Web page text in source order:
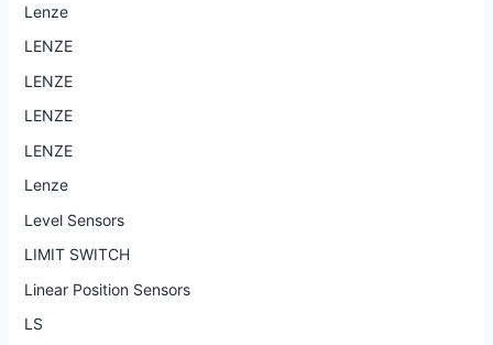
Lenze
LENZE
LENZE
LENZE
LENZE
Lenze
Level Sensors
LIMIT SWITCH
Linear Position Sensors
LS